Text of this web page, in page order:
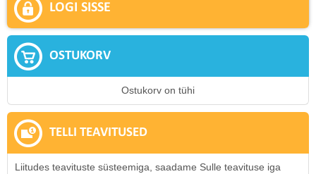
LOGI SISSE
OSTUKORV
Ostukorv on tühi
TELLI TEAVITUSED
Liitudes teavituste süsteemiga, saadame Sulle teavituse iga